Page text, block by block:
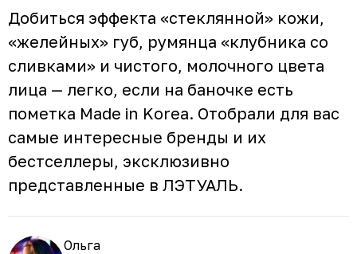
Добиться эффекта «стеклянной» кожи,
«желейных» губ, румянца «клубника со
сливками» и чистого, молочного цвета
лица — легко, если на баночке есть
пометка Made in Korea. Отобрали для вас
самые интересные бренды и их
бестселлеры, эксклюзивно
представленные в ЛЭТУАЛЬ.
Ольга